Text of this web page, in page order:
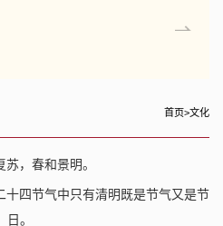
首页>文化
苏，春和景明。
四节气中只有清明既是节气又是节
日。